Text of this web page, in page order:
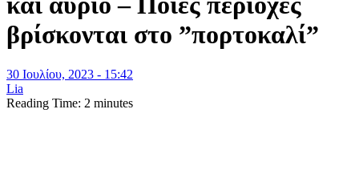
βρίσκονται στο ”πορτοκαλί”
30 Ιουλίου, 2023 - 15:42
Lia
Reading Time: 2 minutes